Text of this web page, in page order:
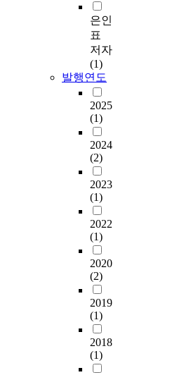
은인
표
저자
(1)
발행연도
2025
(1)
2024
(2)
2023
(1)
2022
(1)
2020
(2)
2019
(1)
2018
(1)